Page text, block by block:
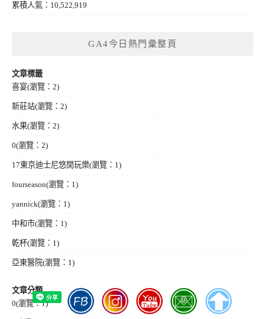
累積人氣：10,522,919
GA4今日熱門彙整頁
文章標籤
喜宴(瀏覽：2)
新莊站(瀏覽：2)
水果(瀏覽：2)
0(瀏覽：2)
17東京迪士尼悠閒玩樂(瀏覽：1)
fourseason(瀏覽：1)
yannick(瀏覽：1)
中和市(瀏覽：1)
乾杯(瀏覽：1)
亞東醫院(瀏覽：1)
文章分類
0(瀏覽：1)